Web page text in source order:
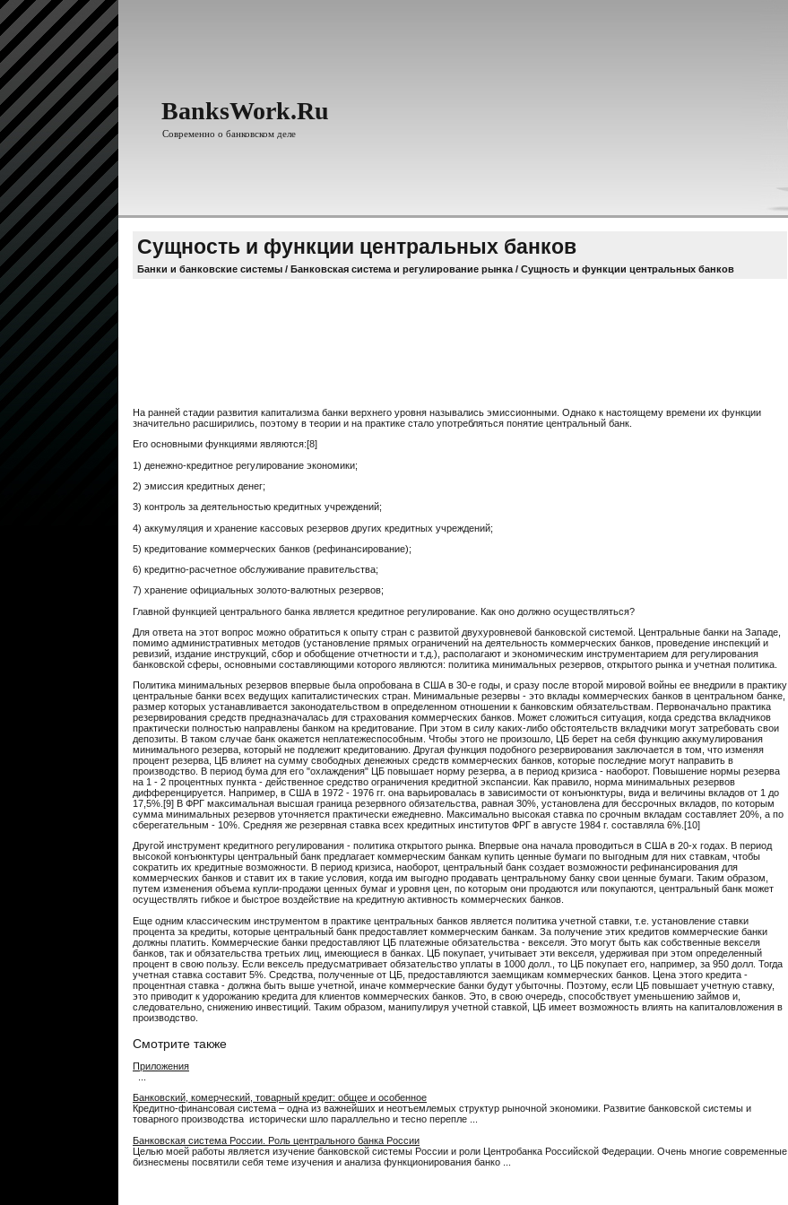
BanksWork.Ru
Современно о банковском деле
Сущность и функции центральных банков
Банки и банковские системы / Банковская система и регулирование рынка / Сущность и функции центральных банков
На ранней стадии развития капитализма банки верхнего уровня назывались эмиссионными. Однако к настоящему времени их функции
значительно расширились, поэтому в теории и на практике стало употребляться понятие центральный банк.
Его основными функциями являются:[8]
1) денежно-кредитное регулирование экономики;
2) эмиссия кредитных денег;
3) контроль за деятельностью кредитных учреждений;
4) аккумуляция и хранение кассовых резервов других кредитных учреждений;
5) кредитование коммерческих банков (рефинансирование);
6) кредитно-расчетное обслуживание правительства;
7) хранение официальных золото-валютных резервов;
Главной функцией центрального банка является кредитное регулирование. Как оно должно осуществляться?
Для ответа на этот вопрос можно обратиться к опыту стран с развитой двухуровневой банковской системой. Центральные банки на Западе,
помимо административных методов (установление прямых ограничений на деятельность коммерческих банков, проведение инспекций и
ревизий, издание инструкций, сбор и обобщение отчетности и т.д.), располагают и экономическим инструментарием для регулирования
банковской сферы, основными составляющими которого являются: политика минимальных резервов, открытого рынка и учетная политика.
Политика минимальных резервов впервые была опробована в США в 30-е годы, и сразу после второй мировой войны ее внедрили в практику
центральные банки всех ведущих капиталистических стран. Минимальные резервы - это вклады коммерческих банков в центральном банке,
размер которых устанавливается законодательством в определенном отношении к банковским обязательствам. Первоначально практика
резервирования средств предназначалась для страхования коммерческих банков. Может сложиться ситуация, когда средства вкладчиков
практически полностью направлены банком на кредитование. При этом в силу каких-либо обстоятельств вкладчики могут затребовать свои
депозиты. В таком случае банк окажется неплатежеспособным. Чтобы этого не произошло, ЦБ берет на себя функцию аккумулирования
минимального резерва, который не подлежит кредитованию. Другая функция подобного резервирования заключается в том, что изменяя
процент резерва, ЦБ влияет на сумму свободных денежных средств коммерческих банков, которые последние могут направить в
производство. В период бума для его "охлаждения" ЦБ повышает норму резерва, а в период кризиса - наоборот. Повышение нормы резерва
на 1 - 2 процентных пункта - действенное средство ограничения кредитной экспансии. Как правило, норма минимальных резервов
дифференцируется. Например, в США в 1972 - 1976 гг. она варьировалась в зависимости от конъюнктуры, вида и величины вкладов от 1 до
17,5%.[9] В ФРГ максимальная высшая граница резервного обязательства, равная 30%, установлена для бессрочных вкладов, по которым
сумма минимальных резервов уточняется практически ежедневно. Максимально высокая ставка по срочным вкладам составляет 20%, а по
сберегательным - 10%. Средняя же резервная ставка всех кредитных институтов ФРГ в августе 1984 г. составляла 6%.[10]
Другой инструмент кредитного регулирования - политика открытого рынка. Впервые она начала проводиться в США в 20-х годах. В период
высокой конъюнктуры центральный банк предлагает коммерческим банкам купить ценные бумаги по выгодным для них ставкам, чтобы
сократить их кредитные возможности. В период кризиса, наоборот, центральный банк создает возможности рефинансирования для
коммерческих банков и ставит их в такие условия, когда им выгодно продавать центральному банку свои ценные бумаги. Таким образом,
путем изменения объема купли-продажи ценных бумаг и уровня цен, по которым они продаются или покупаются, центральный банк может
осуществлять гибкое и быстрое воздействие на кредитную активность коммерческих банков.
Еще одним классическим инструментом в практике центральных банков является политика учетной ставки, т.е. установление ставки
процента за кредиты, которые центральный банк предоставляет коммерческим банкам. За получение этих кредитов коммерческие банки
должны платить. Коммерческие банки предоставляют ЦБ платежные обязательства - векселя. Это могут быть как собственные векселя
банков, так и обязательства третьих лиц, имеющиеся в банках. ЦБ покупает, учитывает эти векселя, удерживая при этом определенный
процент в свою пользу. Если вексель предусматривает обязательство уплаты в 1000 долл., то ЦБ покупает его, например, за 950 долл. Тогда
учетная ставка составит 5%. Средства, полученные от ЦБ, предоставляются заемщикам коммерческих банков. Цена этого кредита -
процентная ставка - должна быть выше учетной, иначе коммерческие банки будут убыточны. Поэтому, если ЦБ повышает учетную ставку,
это приводит к удорожанию кредита для клиентов коммерческих банков. Это, в свою очередь, способствует уменьшению займов и,
следовательно, снижению инвестиций. Таким образом, манипулируя учетной ставкой, ЦБ имеет возможность влиять на капиталовложения в
производство.
Смотрите также
Приложения
Банковский, комерческий, товарный кредит: общее и особенное
Кредитно-финансовая система – одна из важнейших и неотъемлемых структур рыночной экономики. Развитие банковской системы и
товарного производства исторически шло параллельно и тесно перепле ...
Банковская система России. Роль центрального банка России
Целью моей работы является изучение банковской системы России и роли Центробанка Российской Федерации. Очень многие современные
бизнесмены посвятили себя теме изучения и анализа функционирования банко ...